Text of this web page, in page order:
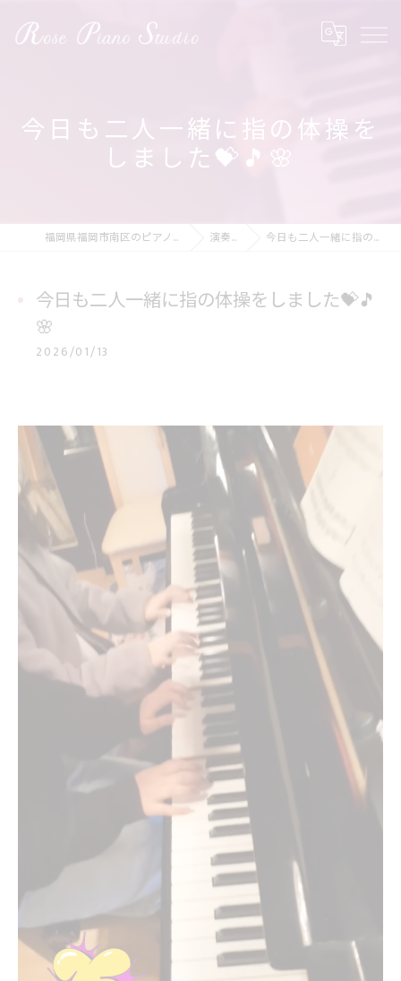
今日も二人一緒に指の体操を
しました💝🎵🌸
福岡県福岡市南区のピアノ教室ならRose Piano Studio 演奏の動画 今日も二人一緒に指の体操をしました💝🎵🌸
今日も二人一緒に指の体操をしました💝🎵
🌸
2026/01/13